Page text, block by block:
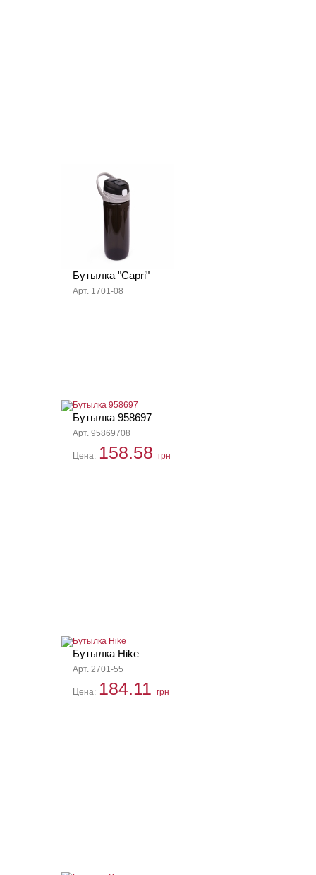
Бутылка "Capri"
Арт. 1701-08
Бутылка 958697
Арт. 95869708
Цена: 158.58 грн
Бутылка Hike
Арт. 2701-55
Цена: 184.11 грн